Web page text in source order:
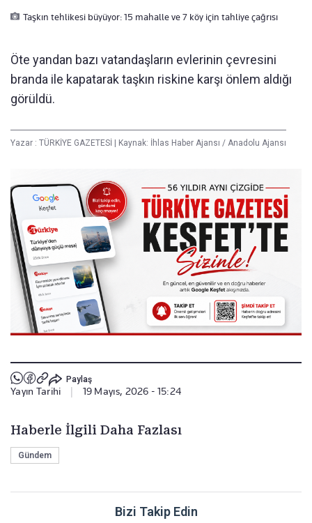
Taşkın tehlikesi büyüyor: 15 mahalle ve 7 köy için tahliye çağrısı
Öte yandan bazı vatandaşların evlerinin çevresini
branda ile kapatarak taşkın riskine karşı önlem aldığı
görüldü.
Yazar : TÜRKİYE GAZETESİ | Kaynak: İhlas Haber Ajansı / Anadolu Ajansı
Paylaş
Yayın Tarihi 19 Mayıs, 2026 - 15:24
Haberle İlgili Daha Fazlası
Gündem
Bizi Takip Edin